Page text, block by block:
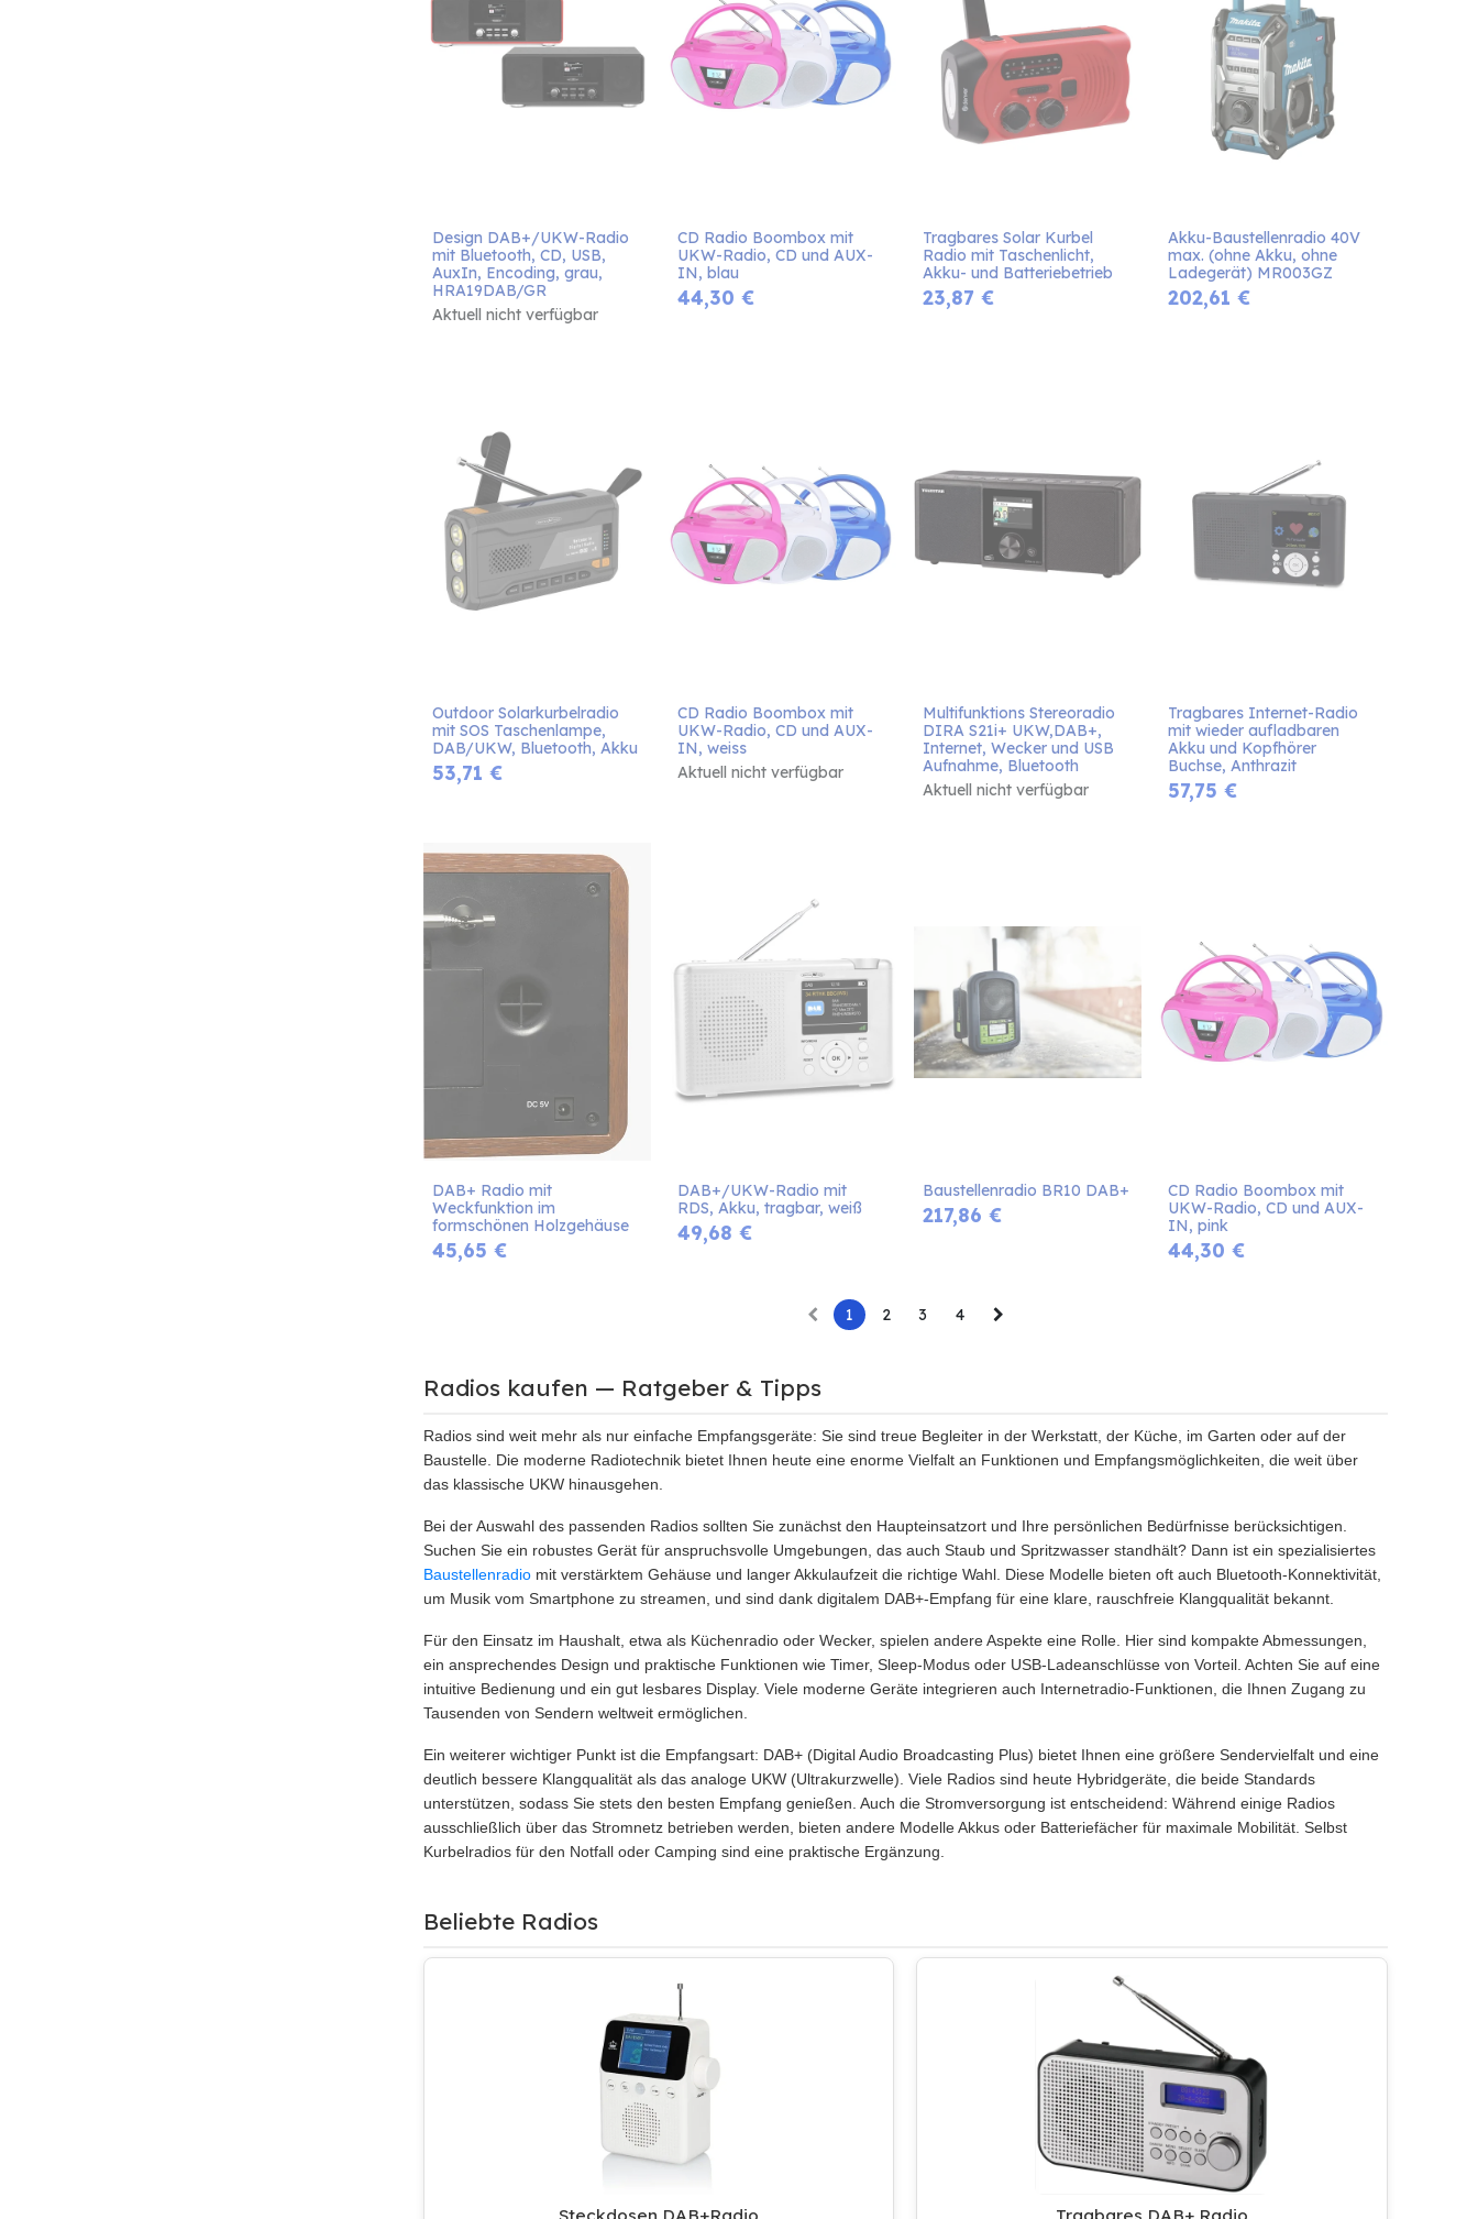
Design DAB+/UKW-Radio
mit Bluetooth, CD, USB,
AuxIn, Encoding, grau,
HRA19DAB/GR
Aktuell nicht verfügbar
CD Radio Boombox mit
UKW-Radio, CD und AUX-
IN, blau
44,30 €
Tragbares Solar Kurbel
Radio mit Taschenlicht,
Akku- und Batteriebetrieb
23,87 €
Akku-Baustellenradio 40V
max. (ohne Akku, ohne
Ladegerät) MR003GZ
202,61 €
Outdoor Solarkurbelradio
mit SOS Taschenlampe,
DAB/UKW, Bluetooth, Akku
53,71 €
CD Radio Boombox mit
UKW-Radio, CD und AUX-
IN, weiss
Aktuell nicht verfügbar
Multifunktions Stereoradio
DIRA S21i+ UKW,DAB+,
Internet, Wecker und USB
Aufnahme, Bluetooth
Aktuell nicht verfügbar
Tragbares Internet-Radio
mit wieder aufladbaren
Akku und Kopfhörer
Buchse, Anthrazit
57,75 €
DAB+ Radio mit
Weckfunktion im
formschönen Holzgehäuse
45,65 €
DAB+/UKW-Radio mit
RDS, Akku, tragbar, weiß
49,68 €
Baustellenradio BR10 DAB+
217,86 €
CD Radio Boombox mit
UKW-Radio, CD und AUX-
IN, pink
44,30 €
1 2 3 4
Radios kaufen — Ratgeber & Tipps
Radios sind weit mehr als nur einfache Empfangsgeräte: Sie sind treue Begleiter in der Werkstatt, der Küche, im Garten oder auf der
Baustelle. Die moderne Radiotechnik bietet Ihnen heute eine enorme Vielfalt an Funktionen und Empfangsmöglichkeiten, die weit über
das klassische UKW hinausgehen.
Bei der Auswahl des passenden Radios sollten Sie zunächst den Haupteinsatzort und Ihre persönlichen Bedürfnisse berücksichtigen.
Suchen Sie ein robustes Gerät für anspruchsvolle Umgebungen, das auch Staub und Spritzwasser standhält? Dann ist ein spezialisiertes
Baustellenradiomit verstärktem Gehäuse und langer Akkulaufzeit die richtige Wahl. Diese Modelle bieten oft auch Bluetooth-Konnektivität,
um Musik vom Smartphone zu streamen, und sind dank digitalem DAB+-Empfang für eine klare, rauschfreie Klangqualität bekannt.
Für den Einsatz im Haushalt, etwa als Küchenradio oder Wecker, spielen andere Aspekte eine Rolle. Hier sind kompakte Abmessungen,
ein ansprechendes Design und praktische Funktionen wie Timer, Sleep-Modus oder USB-Ladeanschlüsse von Vorteil. Achten Sie auf eine
intuitive Bedienung und ein gut lesbares Display. Viele moderne Geräte integrieren auch Internetradio-Funktionen, die Ihnen Zugang zu
Tausenden von Sendern weltweit ermöglichen.
Ein weiterer wichtiger Punkt ist die Empfangsart: DAB+ (Digital Audio Broadcasting Plus) bietet Ihnen eine größere Sendervielfalt und eine
deutlich bessere Klangqualität als das analoge UKW (Ultrakurzwelle). Viele Radios sind heute Hybridgeräte, die beide Standards
unterstützen, sodass Sie stets den besten Empfang genießen. Auch die Stromversorgung ist entscheidend: Während einige Radios
ausschließlich über das Stromnetz betrieben werden, bieten andere Modelle Akkus oder Batteriefächer für maximale Mobilität. Selbst
Kurbelradios für den Notfall oder Camping sind eine praktische Ergänzung.
Beliebte Radios